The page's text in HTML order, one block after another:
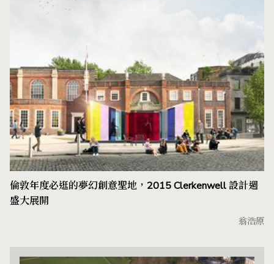
倫敦年度必逛的夢幻創意聖地，2015 Clerkenwell 設計週
盛大展開
翁浩原